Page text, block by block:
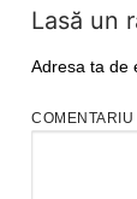
Lasă un
Adresa ta de
COMENTARIU